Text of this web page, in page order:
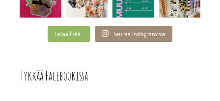
Lataa lisää... Seuraa Instagramissa
Tykkää Facebookissa